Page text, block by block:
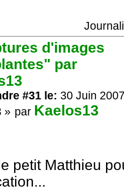
d'images
par
#31 le: 30 Juin
» par Kaelos13
petit Matthieu